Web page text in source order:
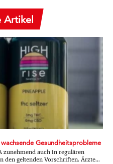
Artikel
Gesundheitsprobleme
zunehmend auch in regulären
den geltenden Vorschriften. Ärzte...